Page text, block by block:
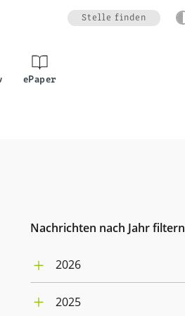
Stelle finden
ePaper
Nachrichten nach Jahr filtern
2026
Juli (4)
2025